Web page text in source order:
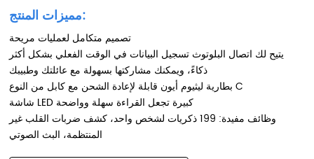
مميزات المنتج:
تصميم متكامل لعمليات مريحة
يتيح لك اتصال البلوتوث تسجيل البيانات في الوقت الفعلي بشكل أكثر
ذكاءً، ويمكنك مشاركتها بسهولة مع عائلتك وطبيبك
بطارية ليثيوم أيون قابلة لإعادة الشحن مع كابل من النوع C
شاشة LED كبيرة تجعل القراءة سهلة وواضحة
وظائف مفيدة: 199 ذكريات لشخص واحد، كشف ضربات القلب غير
المنتظمة، البث الصوتي